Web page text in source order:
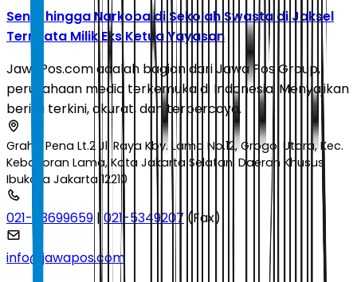
Senpi hingga Narkoba di Sekolah Swasta di Jaksel
Ternyata Milik Eks Ketua Yayasan
JawaPos.com adalah bagian dari Jawa Pos Group,
perusahaan media terkemuka di Indonesia. Menyajikan
berita terkini, akurat, dan terpercaya.
Graha Pena Lt.2 Jl. Raya Kby. Lama No.12, Grogol Utara, Kec.
Kebayoran Lama, Kota Jakarta Selatan, Daerah Khusus
Ibukota Jakarta 12210
021-53699659 | 021-5349207 (Fax)
info@jawapos.com